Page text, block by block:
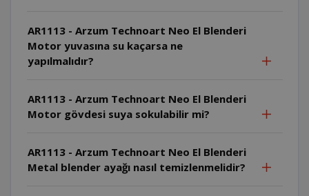
AR1113 - Arzum Technoart Neo El Blenderi
Motor yuvasına su kaçarsa ne
yapılmalıdır?
AR1113 - Arzum Technoart Neo El Blenderi
Motor gövdesi suya sokulabilir mi?
AR1113 - Arzum Technoart Neo El Blenderi
Metal blender ayağı nasıl temizlenmelidir?